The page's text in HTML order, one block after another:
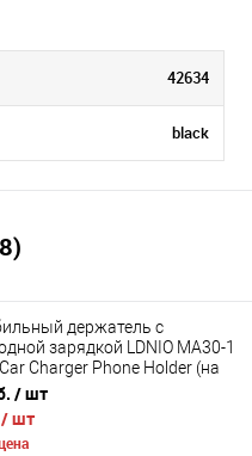
42634
black
держатель с
зарядкой LDNIO MA30-1
Charger Phone Holder (на
/ шт
/ шт